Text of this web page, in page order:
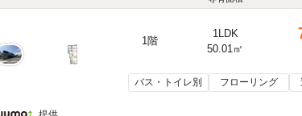
1階
1LDK
50.01㎡
バス・トイレ別 フローリング